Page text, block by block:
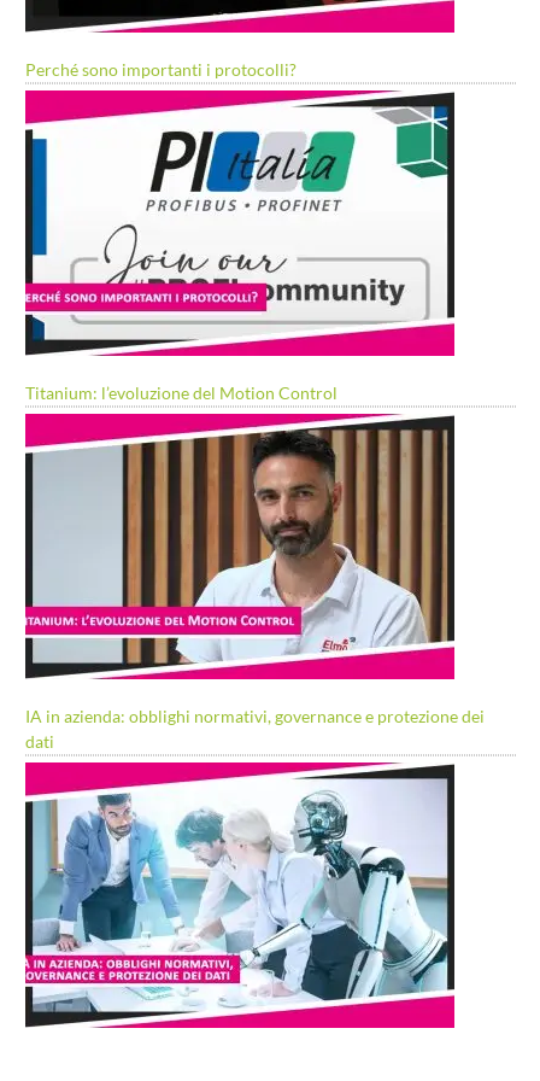
Perché sono importanti i protocolli?
Titanium: l’evoluzione del Motion Control
IA in azienda: obblighi normativi, governance e protezione dei
dati